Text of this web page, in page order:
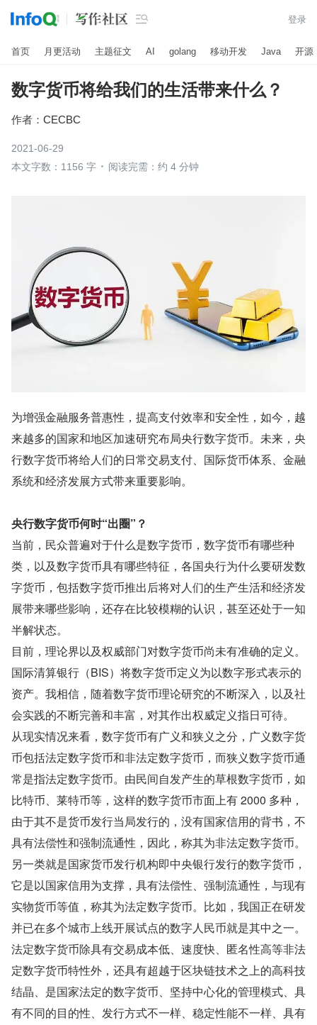
 登录
首页 月更活动 主题征文 AI golang 移动开发 Java 开源
数字货币将给我们的生活带来什么？
作者： CECBC
2021-06-29
本文字数：1156 字
阅读完需：约 4 分钟
为增强金融服务普惠性，提高支付效率和安全性，如今，越
来越多的国家和地区加速研究布局央行数字货币。未来，央
行数字货币将给人们的日常交易支付、国际货币体系、金融
系统和经济发展方式带来重要影响。
央行数字货币何时“出圈”？
当前，民众普遍对于什么是数字货币，数字货币有哪些种
类，以及数字货币具有哪些特征，各国央行为什么要研发数
字货币，包括数字货币推出后将对人们的生产生活和经济发
展带来哪些影响，还存在比较模糊的认识，甚至还处于一知
半解状态。
目前，理论界以及权威部门对数字货币尚未有准确的定义。
国际清算银行（BIS）将数字货币定义为以数字形式表示的
资产。我相信，随着数字货币理论研究的不断深入，以及社
会实践的不断完善和丰富，对其作出权威定义指日可待。
从现实情况来看，数字货币有广义和狭义之分，广义数字货
币包括法定数字货币和非法定数字货币，而狭义数字货币通
常是指法定数字货币。由民间自发产生的草根数字货币，如
比特币、莱特币等，这样的数字货币市面上有 2000 多种，
由于其不是货币发行当局发行的，没有国家信用的背书，不
具有法偿性和强制流通性，因此，称其为非法定数字货币。
另一类就是国家货币发行机构即中央银行发行的数字货币，
它是以国家信用为支撑，具有法偿性、强制流通性，与现有
实物货币等值，称其为法定数字货币。比如，我国正在研发
并已在多个城市上线开展试点的数字人民币就是其中之一。
法定数字货币除具有交易成本低、速度快、匿名性高等非法
定数字货币特性外，还具有超越于区块链技术之上的高科技
结晶、是国家法定的数字货币、坚持中心化的管理模式、具
有不同的目的性、发行方式不一样、稳定性能不一样、具有